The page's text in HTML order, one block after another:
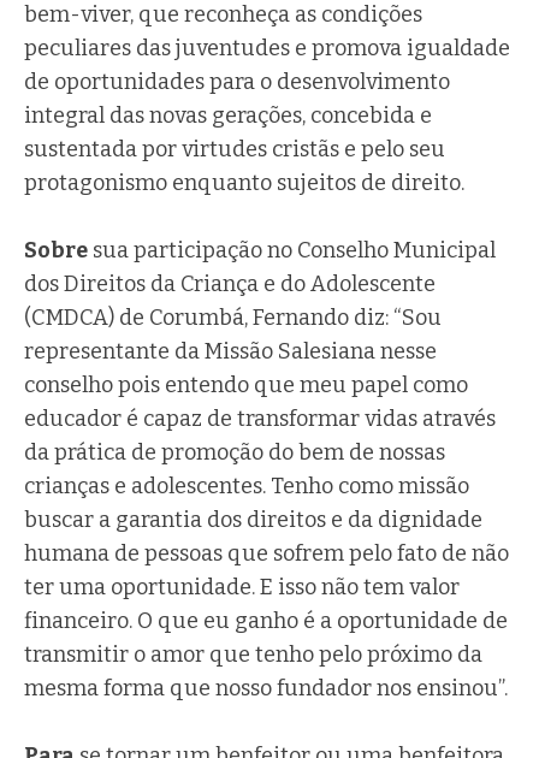
bem-viver, que reconheça as condições
peculiares das juventudes e promova igualdade
de oportunidades para o desenvolvimento
integral das novas gerações, concebida e
sustentada por virtudes cristãs e pelo seu
protagonismo enquanto sujeitos de direito.
Sobre sua participação no Conselho Municipal
dos Direitos da Criança e do Adolescente
(CMDCA) de Corumbá, Fernando diz: “Sou
representante da Missão Salesiana nesse
conselho pois entendo que meu papel como
educador é capaz de transformar vidas através
da prática de promoção do bem de nossas
crianças e adolescentes. Tenho como missão
buscar a garantia dos direitos e da dignidade
humana de pessoas que sofrem pelo fato de não
ter uma oportunidade. E isso não tem valor
financeiro. O que eu ganho é a oportunidade de
transmitir o amor que tenho pelo próximo da
mesma forma que nosso fundador nos ensinou”.